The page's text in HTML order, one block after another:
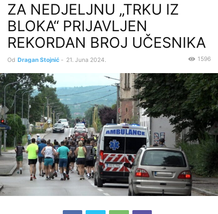
ZA NEDJELJNU „TRKU IZ
BLOKA“ PRIJAVLJEN
REKORDAN BROJ UČESNIKA
Od Dragan Stojnić - 21. Juna 2024. 1596